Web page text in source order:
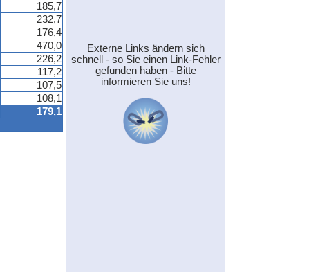
179,1
185,7
232,7
176,4
470,0
226,2
117,2
107,5
108,1
Externe Links ändern sich
schnell - so Sie einen Link-Fehler
gefunden haben - Bitte
informieren Sie uns!